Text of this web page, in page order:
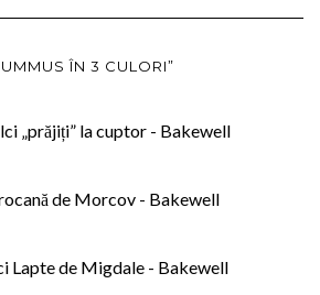
ÎN 3 CULORI”
„prăjiți” la cuptor - Bakewell
de Morcov - Bakewell
Lapte de Migdale - Bakewell